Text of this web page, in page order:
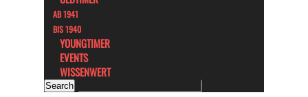
AB 1941
BIS 1940
YOUNGTIMER
EVENTS
WISSENWERT